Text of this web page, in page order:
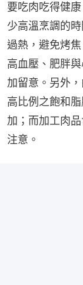
要吃肉吃得健
少高溫烹調的
過熱，避免烤
高血壓、肥胖
加留意。另外
高比例之飽和
加；而加工肉
注意。